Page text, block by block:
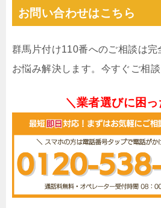
お問い合わせはこちら
群馬片付け110番へのご相談は
お悩み解決します。今すぐご相談
＼業者選びに困